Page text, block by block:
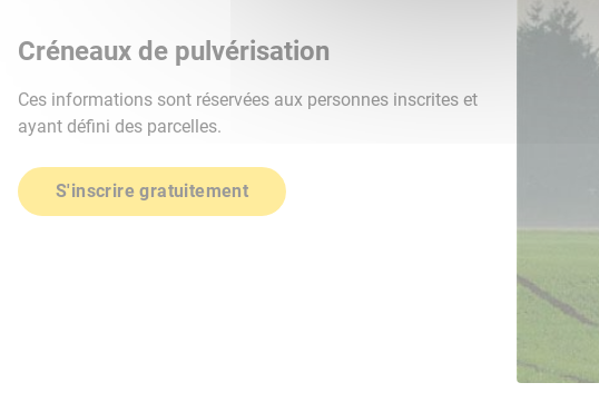
Créneaux de pulvérisation
Ces informations sont réservées aux personnes inscrites et
ayant défini des parcelles.
S'inscrire gratuitement